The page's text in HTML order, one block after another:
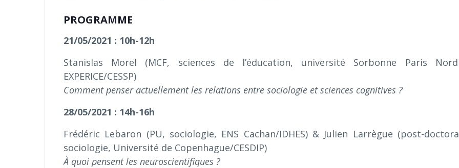
PROGRAMME
21/05/2021 : 10h-12h
Stanislas Morel (MCF, sciences de l’éducation, université Sorbonne Paris
EXPERICE/CESSP)
Comment penser actuellement les relations entre sociologie et sciences cognitives ?
28/05/2021 : 14h-16h
Frédéric Lebaron (PU, sociologie, ENS Cachan/IDHES) & Julien Larrègue (post-
sociologie, Université de Copenhague/CESDIP)
À quoi pensent les neuroscientifiques ?